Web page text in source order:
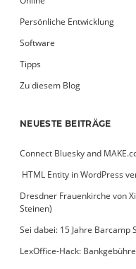
Persönliche Entwicklung
Software
Tipps
Zu diesem Blog
NEUESTE BEITRÄGE
Connect Bluesky and
HTML Entity in WordPress
Dresdner Frauenkirche von
Steinen)
Sei dabei: 15 Jahre
LexOffice-Hack: